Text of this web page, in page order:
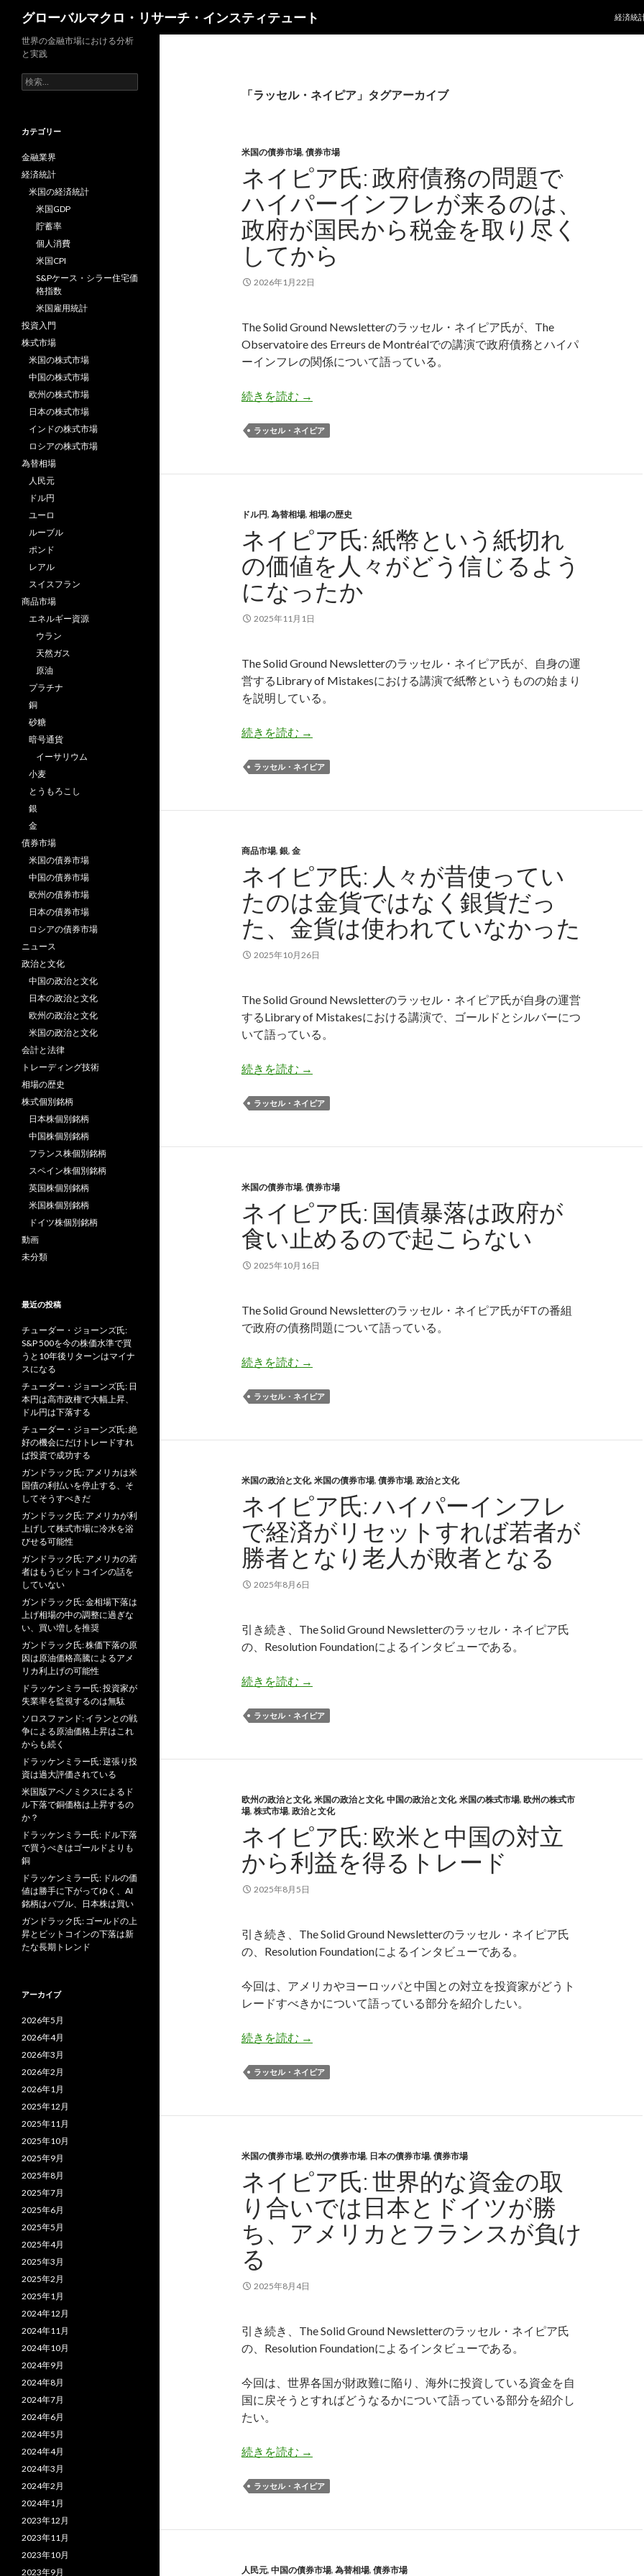
グローバルマクロ・リサーチ・インスティテュート
経済統
「ラッセル・ネイピア」タグアーカイブ
米国の債券市場, 債券市場
ネイピア氏: 政府債務の問題で
ハイパーインフレが来るのは、
政府が国民から税金を取り尽く
してから
2026年1月22日
The Solid Ground Newsletterのラッセル・ネイピア氏が、The
Observatoire des Erreurs de Montréalでの講演で政府債務とハイパ
ーインフレの関係について語っている。
続きを読む ネイピア氏: 政府債務の問題でハイパーインフレが来るのは、政府
→
ラッセル・ネイピア
ドル円, 為替相場, 相場の歴史
ネイピア氏: 紙幣という紙切れ
の価値を人々がどう信じるよう
になったか
2025年11月1日
The Solid Ground Newsletterのラッセル・ネイピア氏が、自身の運
営するLibrary of Mistakesにおける講演で紙幣というものの始まり
を説明している。
続きを読む ネイピア氏: 紙幣という紙切れの価値を人々がどう信じるようにな
→
ラッセル・ネイピア
商品市場, 銀, 金
ネイピア氏: 人々が昔使ってい
たのは金貨ではなく銀貨だっ
た、金貨は使われていなかった
2025年10月26日
The Solid Ground Newsletterのラッセル・ネイピア氏が自身の運営
するLibrary of Mistakesにおける講演で、ゴールドとシルバーにつ
いて語っている。
続きを読む ネイピア氏: 人々が昔使っていたのは金貨ではなく銀貨だった、金
→
ラッセル・ネイピア
米国の債券市場, 債券市場
ネイピア氏: 国債暴落は政府が
食い止めるので起こらない
2025年10月16日
The Solid Ground Newsletterのラッセル・ネイピア氏がFTの番組
で政府の債務問題について語っている。
続きを読む ネイピア氏: 国債暴落は政府が食い止めるので起こらない
→
ラッセル・ネイピア
米国の政治と文化, 米国の債券市場, 債券市場, 政治と文化
ネイピア氏: ハイパーインフレ
で経済がリセットすれば若者が
勝者となり老人が敗者となる
2025年8月6日
引き続き、The Solid Ground Newsletterのラッセル・ネイピア氏
の、Resolution Foundationによるインタビューである。
続きを読む ネイピア氏: ハイパーインフレで経済がリセットすれば若者が勝者
→
ラッセル・ネイピア
欧州の政治と文化, 米国の政治と文化, 中国の政治と文化, 米国の株式市場, 欧州の株式市
場, 株式市場, 政治と文化
ネイピア氏: 欧米と中国の対立
から利益を得るトレード
2025年8月5日
引き続き、The Solid Ground Newsletterのラッセル・ネイピア氏
の、Resolution Foundationによるインタビューである。
今回は、アメリカやヨーロッパと中国との対立を投資家がどうト
レードすべきかについて語っている部分を紹介したい。
続きを読む ネイピア氏: 欧米と中国の対立から利益を得るトレード
→
ラッセル・ネイピア
米国の債券市場, 欧州の債券市場, 日本の債券市場, 債券市場
ネイピア氏: 世界的な資金の取
り合いでは日本とドイツが勝
ち、アメリカとフランスが負け
る
2025年8月4日
引き続き、The Solid Ground Newsletterのラッセル・ネイピア氏
の、Resolution Foundationによるインタビューである。
今回は、世界各国が財政難に陥り、海外に投資している資金を自
国に戻そうとすればどうなるかについて語っている部分を紹介し
たい。
続きを読む ネイピア氏: 世界的な資金の取り合いでは日本とドイツが勝ち、ア
→
ラッセル・ネイピア
人民元, 中国の債券市場, 為替相場, 債券市場
世界の金融市場における分析
と実践
検
索:
カテゴリー
金融業界
経済統計
米国の経済統計
米国GDP
貯蓄率
個人消費
米国CPI
S&Pケース・シラー住宅価
格指数
米国雇用統計
投資入門
株式市場
米国の株式市場
中国の株式市場
欧州の株式市場
日本の株式市場
インドの株式市場
ロシアの株式市場
為替相場
人民元
ドル円
ユーロ
ルーブル
ポンド
レアル
スイスフラン
商品市場
エネルギー資源
ウラン
天然ガス
原油
プラチナ
銅
砂糖
暗号通貨
イーサリウム
小麦
とうもろこし
銀
金
債券市場
米国の債券市場
中国の債券市場
欧州の債券市場
日本の債券市場
ロシアの債券市場
ニュース
政治と文化
中国の政治と文化
日本の政治と文化
欧州の政治と文化
米国の政治と文化
会計と法律
トレーディング技術
相場の歴史
株式個別銘柄
日本株個別銘柄
中国株個別銘柄
フランス株個別銘柄
スペイン株個別銘柄
英国株個別銘柄
米国株個別銘柄
ドイツ株個別銘柄
動画
未分類
最近の投稿
チューダー・ジョーンズ氏:
S&P 500を今の株価水準で買
うと10年後リターンはマイナ
スになる
チューダー・ジョーンズ氏: 日
本円は高市政権で大幅上昇、
ドル円は下落する
チューダー・ジョーンズ氏: 絶
好の機会にだけトレードすれ
ば投資で成功する
ガンドラック氏: アメリカは米
国債の利払いを停止する、そ
してそうすべきだ
ガンドラック氏: アメリカが利
上げして株式市場に冷水を浴
びせる可能性
ガンドラック氏: アメリカの若
者はもうビットコインの話を
していない
ガンドラック氏: 金相場下落は
上げ相場の中の調整に過ぎな
い、買い増しを推奨
ガンドラック氏: 株価下落の原
因は原油価格高騰によるアメ
リカ利上げの可能性
ドラッケンミラー氏: 投資家が
失業率を監視するのは無駄
ソロスファンド: イランとの戦
争による原油価格上昇はこれ
からも続く
ドラッケンミラー氏: 逆張り投
資は過大評価されている
米国版アベノミクスによるド
ル下落で銅価格は上昇するの
か？
ドラッケンミラー氏: ドル下落
で買うべきはゴールドよりも
銅
ドラッケンミラー氏: ドルの価
値は勝手に下がってゆく、AI
銘柄はバブル、日本株は買い
ガンドラック氏: ゴールドの上
昇とビットコインの下落は新
たな長期トレンド
アーカイブ
2026年5月
2026年4月
2026年3月
2026年2月
2026年1月
2025年12月
2025年11月
2025年10月
2025年9月
2025年8月
2025年7月
2025年6月
2025年5月
2025年4月
2025年3月
2025年2月
2025年1月
2024年12月
2024年11月
2024年10月
2024年9月
2024年8月
2024年7月
2024年6月
2024年5月
2024年4月
2024年3月
2024年2月
2024年1月
2023年12月
2023年11月
2023年10月
2023年9月